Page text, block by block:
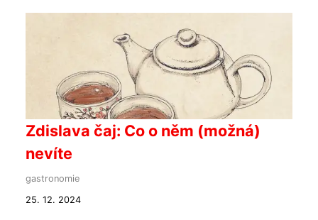
Zdislava čaj: Co o něm (možná)
nevíte
gastronomie
25. 12. 2024